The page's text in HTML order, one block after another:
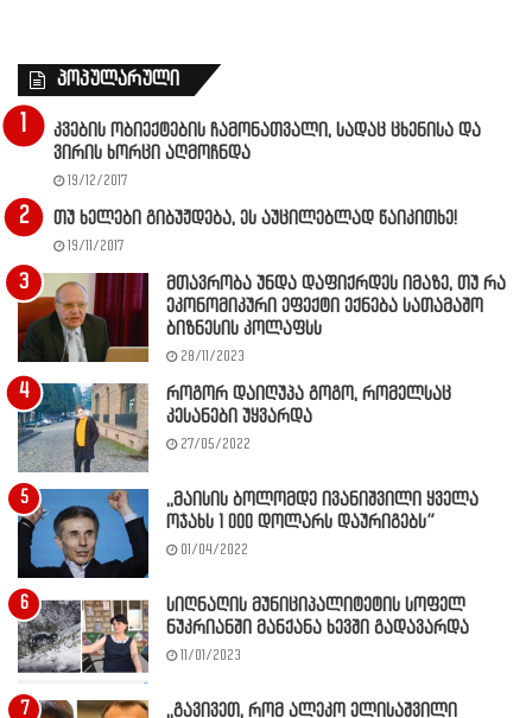
პოპულარული
კვების ობიექტების ჩამონათვალი, სადაც ცხენისა და
ვირის ხორცი აღმოჩნდა
19/12/2017
თუ ხელები გიბუჟდება, ეს აუცილებლად წაიკითხე!
19/11/2017
მთავრობა უნდა დაფიქრდეს იმაზე, თუ რა
ეკონომიკური ეფექტი ექნება სათამაშო
ბიზნესის კოლაფსს
28/11/2023
როგორ დაიღუპა გოგო, რომელსაც
კესანები უყვარდა
27/05/2022
,,მაისის ბოლომდე ივანიშვილი ყველა
ოჯახს 1 000 დოლარს დაურიგებს”
01/04/2022
სიღნაღის მუნიციპალიტეტის სოფელ
ნუკრიანში მანქანა ხევში გადავარდა
11/01/2023
,,გავივეთ, რომ ალეკო ელისაშვილი